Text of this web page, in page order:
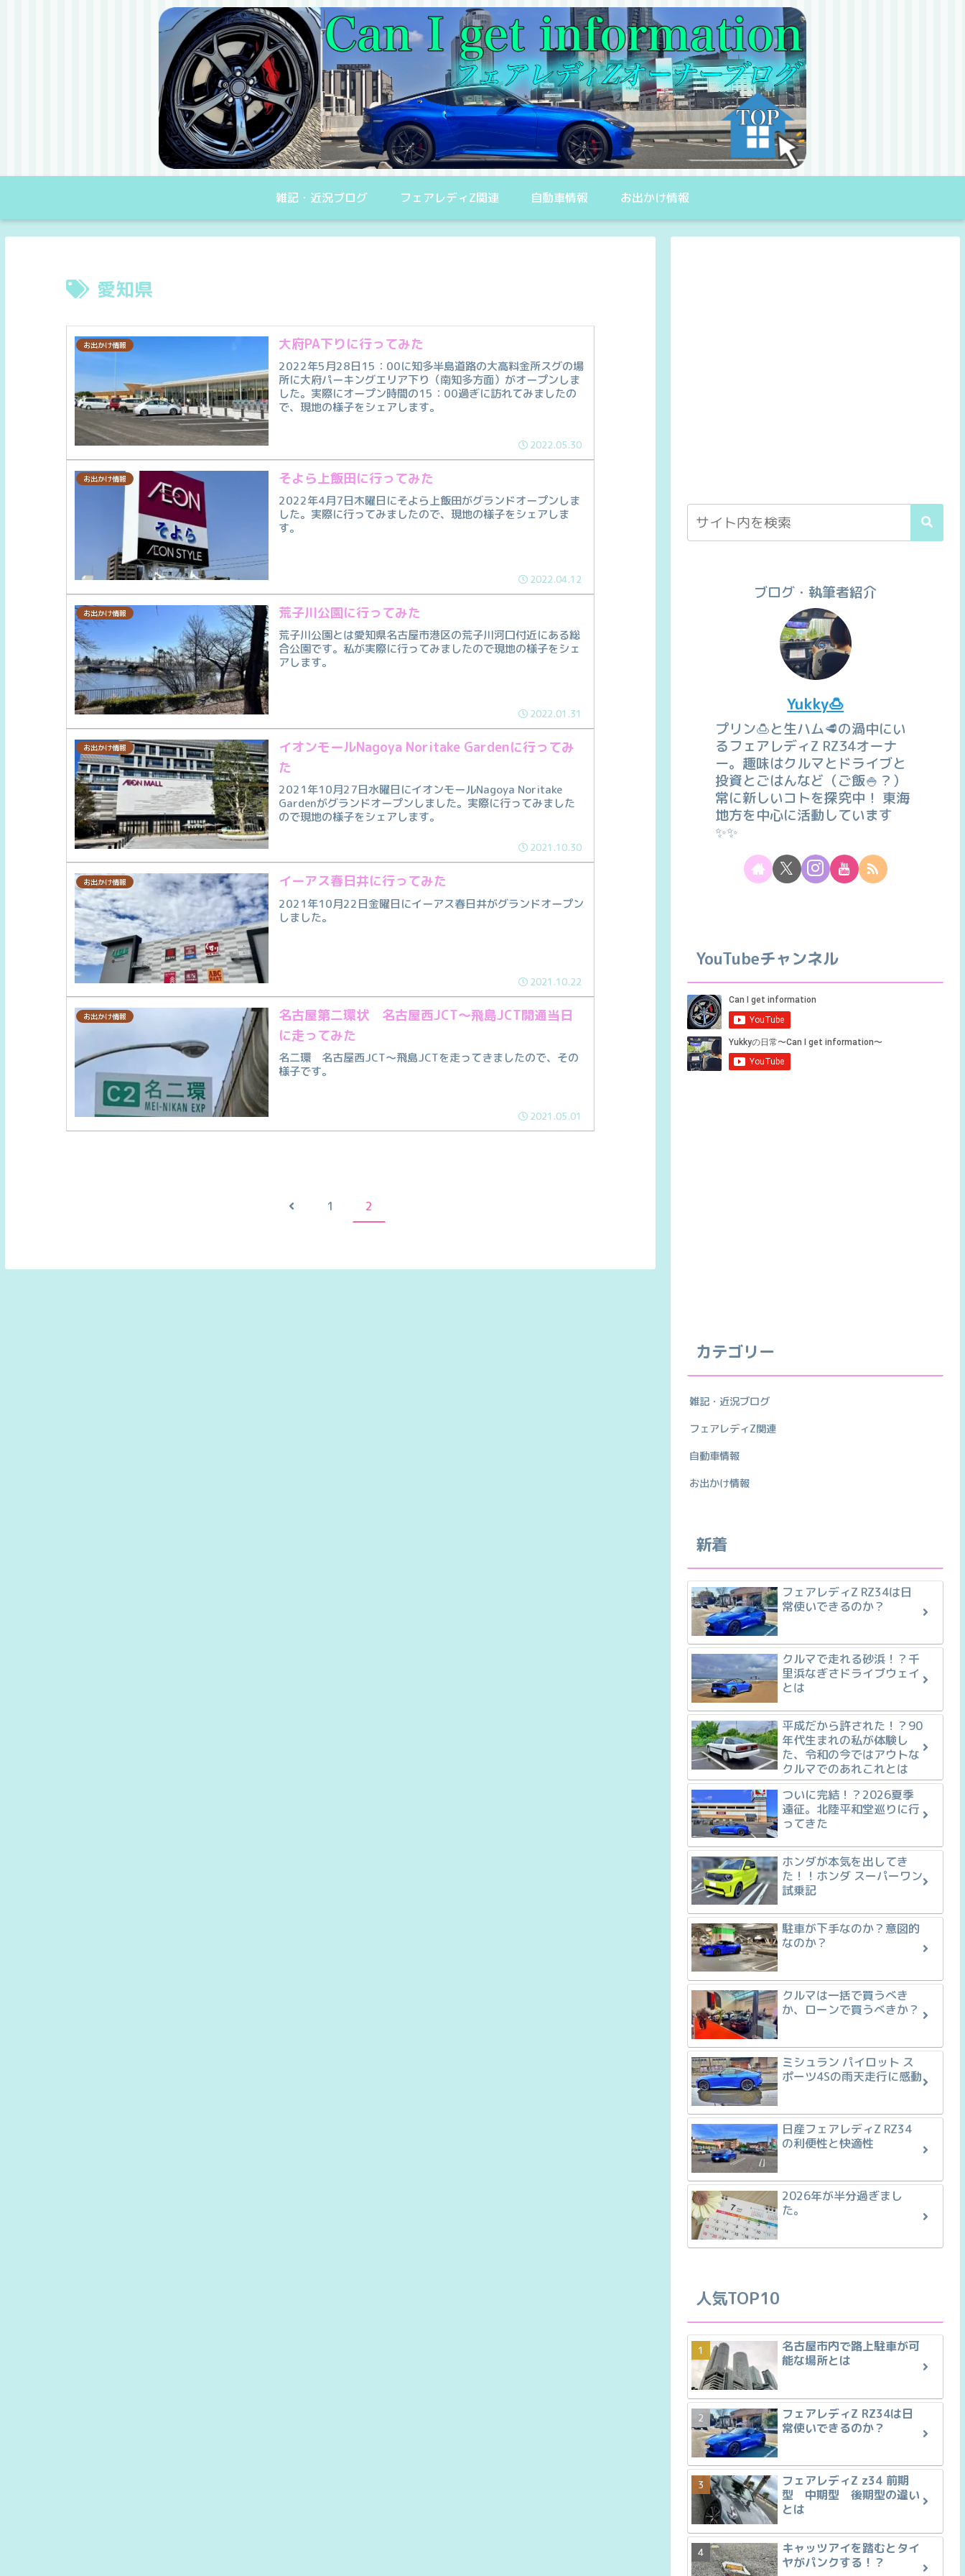
雑記・近況ブログ フェアレディZ関連 自動車情報 お出かけ情報
愛知県
お出かけ情報 大府PA下りに行ってみた
2022年5月28日15：00に知多半島道路の大高料金所スグの場
所に大府パーキングエリア下り（南知多方面）がオープンしま
した。実際にオープン時間の15：00過ぎに訪れてみましたの
で、現地の様子をシェアします。
2022.05.30
お出かけ情報 そよら上飯田に行ってみた
2022年4月7日木曜日にそよら上飯田がグランドオープンしま
した。実際に行ってみましたので、現地の様子をシェアしま
す。
2022.04.12
お出かけ情報 荒子川公園に行ってみた
荒子川公園とは愛知県名古屋市港区の荒子川河口付近にある総
合公園です。私が実際に行ってみましたので現地の様子をシェ
アします。
2022.01.31
お出かけ情報
イオンモールNagoya Noritake Gardenに行ってみ
た
2021年10月27日水曜日にイオンモールNagoya Noritake
Gardenがグランドオープンしました。実際に行ってみました
ので現地の様子をシェアします。
2021.10.30
お出かけ情報 イーアス春日井に行ってみた
2021年10月22日金曜日にイーアス春日井がグランドオープン
しました。
2021.10.22
お出かけ情報
名古屋第二環状 名古屋西JCT〜飛島JCT開通当日
に走ってみた
名二環 名古屋西JCT〜飛島JCTを走ってきましたので、その
様子です。
2021.05.01
前
1 2
ブログ・執筆者紹介
Yukky🍮
プリン🍮と生ハム🥩の渦中にい
るフェアレディZ RZ34オーナ
ー。趣味はクルマとドライブと
投資とごはんなど（ご飯🍚？）
常に新しいコトを探究中！ 東海
地方を中心に活動しています
✨✨
YouTubeチャンネル
カテゴリー
雑記・近況ブログ
フェアレディZ関連
自動車情報
お出かけ情報
新着
フェアレディZ RZ34は日
常使いできるのか？
クルマで走れる砂浜！？千
里浜なぎさドライブウェイ
とは
平成だから許された！？90
年代生まれの私が体験し
た、令和の今ではアウトな
クルマでのあれこれとは
ついに完結！？2026夏季
遠征。北陸平和堂巡りに行
ってきた
ホンダが本気を出してき
た！！ホンダ スーパーワン
試乗記
駐車が下手なのか？意図的
なのか？
クルマは一括で買うべき
か、ローンで買うべきか？
ミシュラン パイロット ス
ポーツ4Sの雨天走行に感動
日産フェアレディZ RZ34
の利便性と快適性
2026年が半分過ぎまし
た。
人気TOP10
名古屋市内で路上駐車が可
能な場所とは
フェアレディZ RZ34は日
常使いできるのか？
フェアレディZ z34 前期
型 中期型 後期型の違い
とは
キャッツアイを踏むとタイ
ヤがパンクする！？